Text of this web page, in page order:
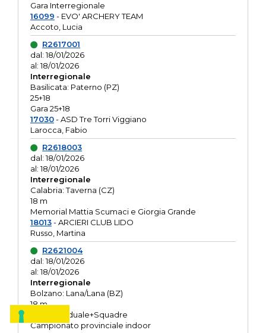
Gara Interregionale
16099 - EVO' ARCHERY TEAM
Accoto, Lucia
R2617001
dal: 18/01/2026
al: 18/01/2026
Interregionale
Basilicata: Paterno (PZ)
25+18
Gara 25+18
17030- ASD Tre Torri Viggiano
Larocca, Fabio
R2618003
dal: 18/01/2026
al: 18/01/2026
Interregionale
Calabria: Taverna (CZ)
18 m
Memorial Mattia Scumaci e Giorgia Grande
18013- ARCIERI CLUB LIDO
Russo, Martina
R2621004
dal: 18/01/2026
al: 18/01/2026
Interregionale
Bolzano: Lana/Lana (BZ)
18 m
O.R. Individuale+Squadre
Campionato provinciale indoor